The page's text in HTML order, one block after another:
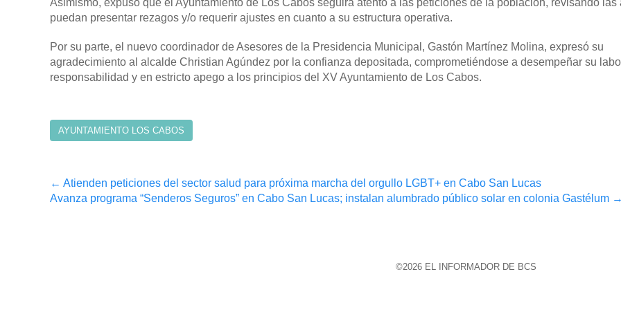
Asimismo, expuso que el Ayuntamiento de Los Cabos seguirá atento a las peticiones de la población, revisando las
puedan presentar rezagos y/o requerir ajustes en cuanto a su estructura operativa.
Por su parte, el nuevo coordinador de Asesores de la Presidencia Municipal, Gastón Martínez Molina, expresó su
agradecimiento al alcalde Christian Agúndez por la confianza depositada, comprometiéndose a desempeñar su
responsabilidad y en estricto apego a los principios del XV Ayuntamiento de Los Cabos.
AYUNTAMIENTO LOS CABOS
Post
navigation
← Atienden peticiones del sector salud para próxima marcha del orgullo LGBT+ en Cabo San Lucas
Avanza programa “Senderos Seguros” en Cabo San Lucas; instalan alumbrado público solar en colonia Gastélum →
©2026 EL INFORMADOR DE BCS